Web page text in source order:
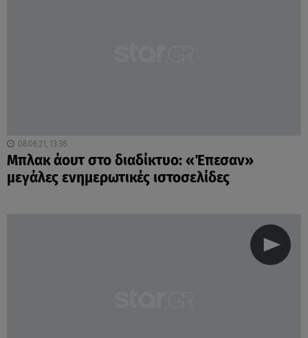
08.06.21, 13:38
Μπλακ άουτ στο διαδίκτυο: «Έπεσαν»
μεγάλες ενημερωτικές ιστοσελίδες